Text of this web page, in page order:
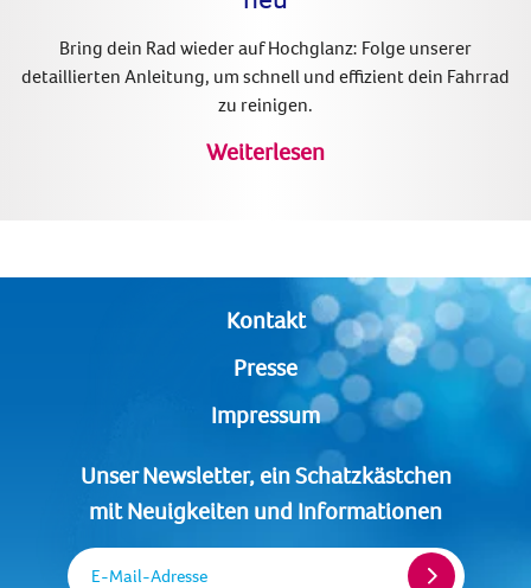
Bring dein Rad wieder auf Hochglanz: Folge unserer
detaillierten Anleitung, um schnell und effizient dein Fahrrad
zu reinigen.
Weiterlesen
Kontakt
Presse
Impressum
Unser Newsletter, ein Schatzkästchen
mit Neuigkeiten und Informationen
E-Mail-Adresse